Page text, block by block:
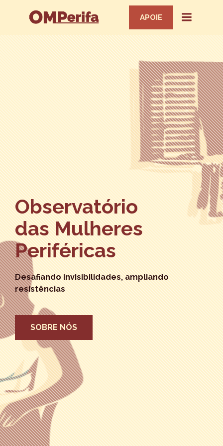
APOIE
Observatório
das Mulheres
Periféricas
Desafiando invisibilidades, ampliando
resistências
SOBRE NÓS